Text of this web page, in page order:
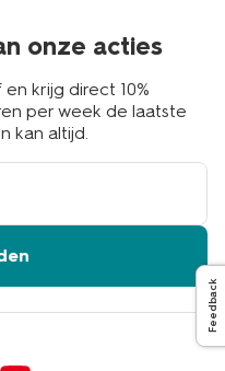
onze acties
krijg direct 10%
per week de laatste
kan altijd.
Feedback